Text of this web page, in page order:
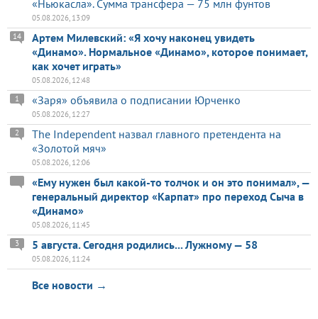
«Ньюкасла». Сумма трансфера — 75 млн фунтов
05.08.2026, 13:09
Артем Милевский: «Я хочу наконец увидеть
«Динамо». Нормальное «Динамо», которое понимает,
как хочет играть»
14
05.08.2026, 12:48
«Заря» объявила о подписании Юрченко
1
05.08.2026, 12:27
The Independent назвал главного претендента на
«Золотой мяч»
2
05.08.2026, 12:06
«Ему нужен был какой-то толчок и он это понимал», —
генеральный директор «Карпат» про переход Сыча в
«Динамо»
05.08.2026, 11:45
5 августа. Сегодня родились... Лужному — 58
3
05.08.2026, 11:24
Все новости →